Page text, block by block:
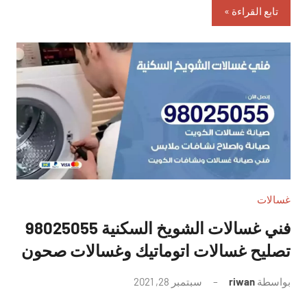
تابع القراءة
غسالات
فني غسالات الشويخ السكنية 98025055
تصليح غسالات اتوماتيك وغسالات صحون
بواسطة riwan سبتمبر 28, 2021